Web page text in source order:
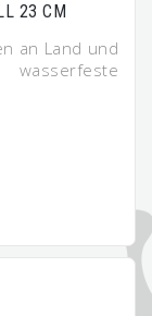
23 CM
an Land und